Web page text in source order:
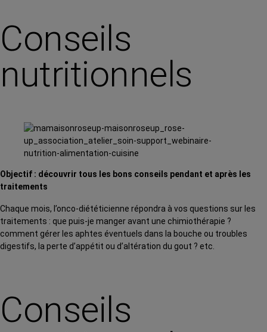
Conseils
nutritionnels
Objectif : découvrir tous les bons conseils pendant et après les
traitements
Chaque mois, l’onco-diététicienne répondra à vos questions sur les
traitements : que puis-je manger avant une chimiothérapie ?
comment gérer les aphtes éventuels dans la bouche ou troubles
digestifs, la perte d’appétit ou d’altération du gout ? etc.
Conseils